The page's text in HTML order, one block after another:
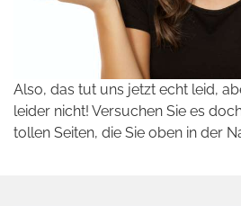
Also, das tut uns jetzt echt leid,
leider nicht! Versuchen Sie es
tollen Seiten, die Sie oben in der